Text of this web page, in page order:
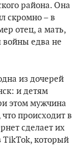
района. Она
скромно – в
отец, а мать,
войны едва не
из дочерей
и детям
этом мужчина
происходит в
сделает их
TikTok, который